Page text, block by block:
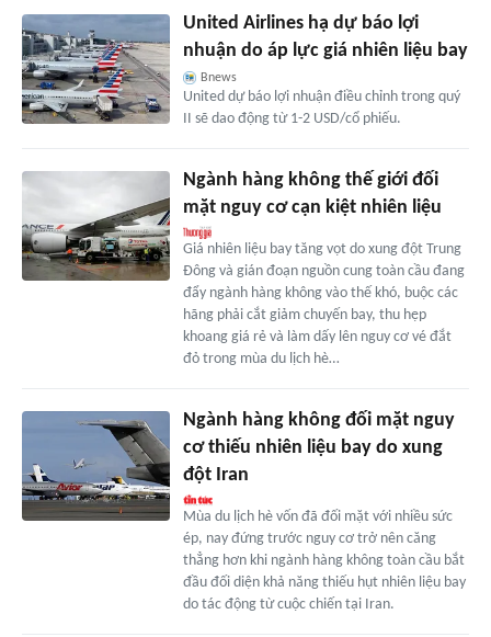
United Airlines hạ dự báo lợi
nhuận do áp lực giá nhiên liệu bay
Bnews
United dự báo lợi nhuận điều chỉnh trong quý
II sẽ dao động từ 1-2 USD/cổ phiếu.
Ngành hàng không thế giới đối
mặt nguy cơ cạn kiệt nhiên liệu
Giá nhiên liệu bay tăng vọt do xung đột Trung
Đông và gián đoạn nguồn cung toàn cầu đang
đẩy ngành hàng không vào thế khó, buộc các
hãng phải cắt giảm chuyến bay, thu hẹp
khoang giá rẻ và làm dấy lên nguy cơ vé đắt
đỏ trong mùa du lịch hè…
Ngành hàng không đối mặt nguy
cơ thiếu nhiên liệu bay do xung
đột Iran
Mùa du lịch hè vốn đã đối mặt với nhiều sức
ép, nay đứng trước nguy cơ trở nên căng
thẳng hơn khi ngành hàng không toàn cầu bắt
đầu đối diện khả năng thiếu hụt nhiên liệu bay
do tác động từ cuộc chiến tại Iran.